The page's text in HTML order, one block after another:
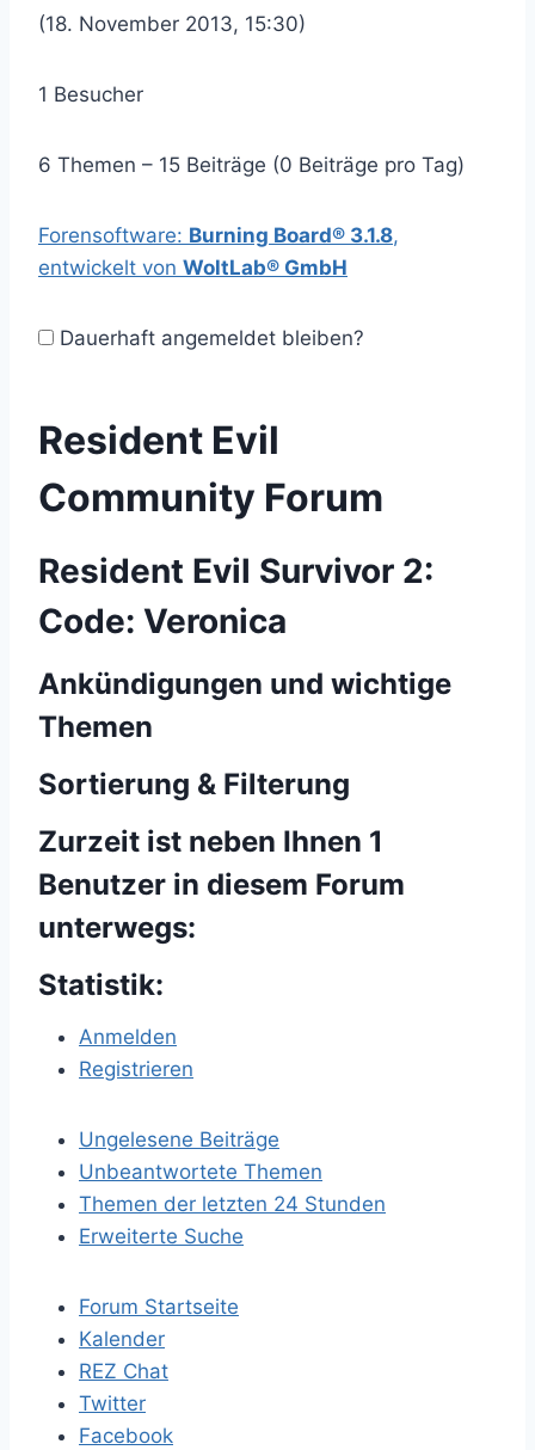
(18. November 2013, 15:30)
1 Besucher
6 Themen – 15 Beiträge (0 Beiträge pro Tag)
Forensoftware: Burning Board® 3.1.8,
entwickelt von WoltLab® GmbH
Dauerhaft angemeldet bleiben?
Resident Evil
Community Forum
Resident Evil Survivor 2:
Code: Veronica
Ankündigungen und wichtige
Themen
Sortierung & Filterung
Zurzeit ist neben Ihnen 1
Benutzer in diesem Forum
unterwegs:
Statistik:
Anmelden
Registrieren
Ungelesene Beiträge
Unbeantwortete Themen
Themen der letzten 24 Stunden
Erweiterte Suche
Forum Startseite
Kalender
REZ Chat
Twitter
Facebook